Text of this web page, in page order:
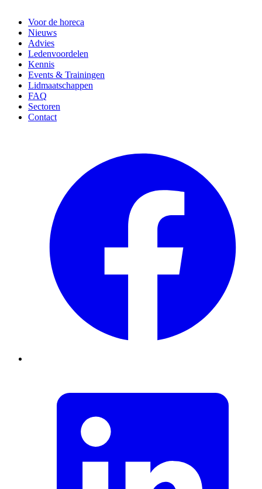
Voor de horeca
Nieuws
Advies
Ledenvoordelen
Kennis
Events & Trainingen
Lidmaatschappen
FAQ
Sectoren
Contact